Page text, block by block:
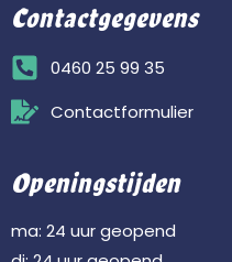
Contactgegevens
0460 25 99 35
Contactformulier
Openingstijden
ma: 24 uur geopend